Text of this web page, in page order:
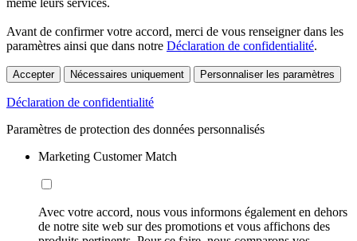
Avant de confirmer votre accord, merci de vous renseigner dans les
paramètres ainsi que dans notre Déclaration de confidentialité.
Accepter Nécessaires uniquement Personnaliser les paramètres
Déclaration de confidentialité
Paramètres de protection des données personnalisés
Marketing Customer Match
Avec votre accord, nous vous informons également en dehors
de notre site web sur des promotions et vous affichons des